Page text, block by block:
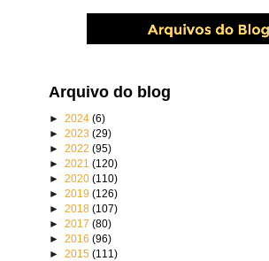
Arquivo do blog
►2024(6)
►2023(29)
►2022(95)
►2021(120)
►2020(110)
►2019(126)
►2018(107)
►2017(80)
►2016(96)
►2015(111)